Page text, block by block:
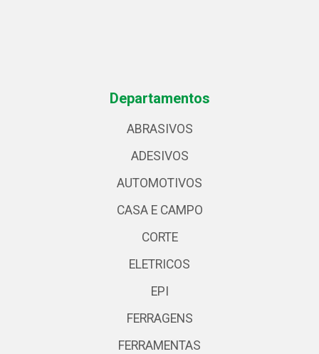
Departamentos
ABRASIVOS
ADESIVOS
AUTOMOTIVOS
CASA E CAMPO
CORTE
ELETRICOS
EPI
FERRAGENS
FERRAMENTAS